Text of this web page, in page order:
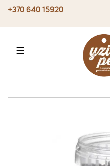
+370 640 15920
Toggle
☰